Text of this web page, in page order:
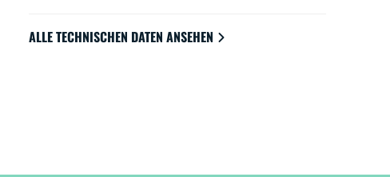
ALLE TECHNISCHEN DATEN ANSEHEN